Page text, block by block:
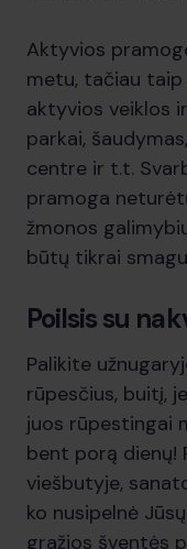
Aktyvios
metu, tačiau
aktyvios veiklos
parkai,
centre ir t.t.
pramoga
žmonos
būtų tikrai
Poilsis su
Palikite
rūpesčius, buitį,
juos rūpestingai
bent porą dienų!
viešbutyje,
ko nusipelnė
gražios šventės